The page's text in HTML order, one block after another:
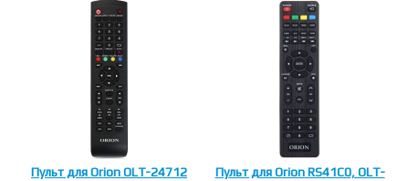
Пульт для Orion OLT-24712
Пульт для Orion RS41C0, OLT-